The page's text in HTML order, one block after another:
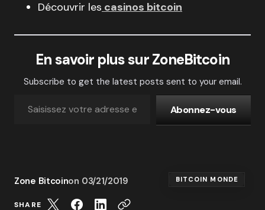
Découvrir les casinos bitcoin
En savoir plus sur ZoneBitcoin
Subscribe to get the latest posts sent to your email.
Abonnez-vous
Zone Bitcoinon 03/21/2019 BITCOIN MONDE
SHARE